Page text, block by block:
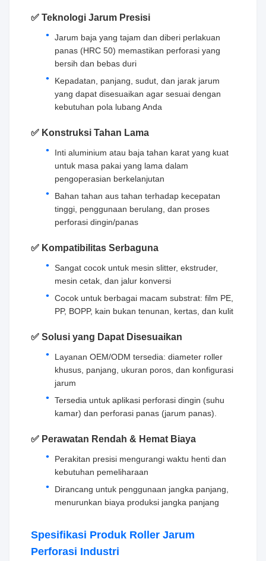
✅ Teknologi Jarum Presisi
Jarum baja yang tajam dan diberi perlakuan
panas (HRC 50) memastikan perforasi yang
bersih dan bebas duri
Kepadatan, panjang, sudut, dan jarak jarum
yang dapat disesuaikan agar sesuai dengan
kebutuhan pola lubang Anda
✅ Konstruksi Tahan Lama
Inti aluminium atau baja tahan karat yang kuat
untuk masa pakai yang lama dalam
pengoperasian berkelanjutan
Bahan tahan aus tahan terhadap kecepatan
tinggi, penggunaan berulang, dan proses
perforasi dingin/panas
✅ Kompatibilitas Serbaguna
Sangat cocok untuk mesin slitter, ekstruder,
mesin cetak, dan jalur konversi
Cocok untuk berbagai macam substrat: film PE,
PP, BOPP, kain bukan tenunan, kertas, dan kulit
✅ Solusi yang Dapat Disesuaikan
Layanan OEM/ODM tersedia: diameter roller
khusus, panjang, ukuran poros, dan konfigurasi
jarum
Tersedia untuk aplikasi perforasi dingin (suhu
kamar) dan perforasi panas (jarum panas).
✅ Perawatan Rendah & Hemat Biaya
Perakitan presisi mengurangi waktu henti dan
kebutuhan pemeliharaan
Dirancang untuk penggunaan jangka panjang,
menurunkan biaya produksi jangka panjang
Spesifikasi Produk Roller Jarum
Perforasi Industri